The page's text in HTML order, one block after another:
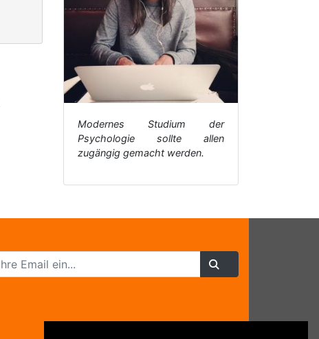
Modernes Studium der
Psychologie sollte allen
zugängig gemacht werden.